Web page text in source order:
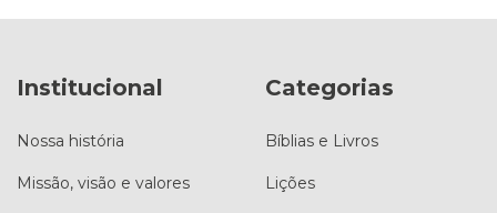
Institucional
Nossa história
Missão, visão e valores
Categorias
Bíblias e Livros
Lições